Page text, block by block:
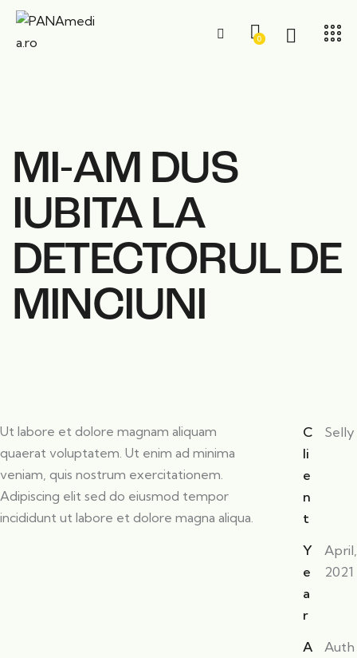
0
MI-AM DUS
IUBITA LA
DETECTORUL DE
MINCIUNI
Ut labore et dolore magnam aliquam
quaerat voluptatem. Ut enim ad minima
veniam, quis nostrum exercitationem.
Adipiscing elit sed do eiusmod tempor
incididunt ut labore et dolore magna aliqua.
C
li
e
n
t
Selly
Y
e
a
r
April,
2021
A
Auth